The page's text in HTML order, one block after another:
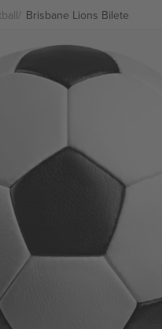
Brisbane Lions Bilete
Autentificare